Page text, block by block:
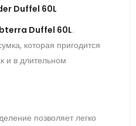
Duffel 60L
Duffel 60L.
которая пригодится
и в длительном
позволяет легко